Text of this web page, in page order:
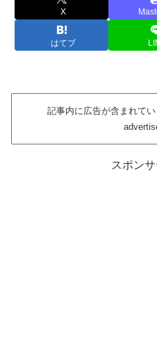
X
はてブ
記事内に広告が含まれて
スポン